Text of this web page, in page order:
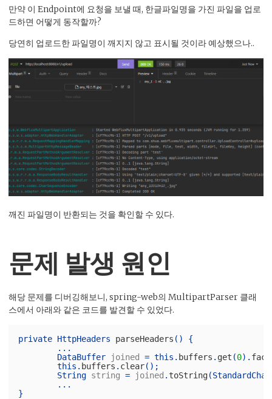
만약 이 Endpoint에 요청을 보낼 때, 한글파일명을 가진 파일을 업로
드하면 어떻게 동작할까?
당연히 업로드한 파일명이 깨지지 않고 표시될 것이라 예상했으나..
깨진 파일명이 반환되는 것을 확인할 수 있다.
문제 발생 원인
해당 문제를 디버깅해보니, spring-web의 MultipartParser 클래
스에서 아래와 같은 코드를 발견할 수 있었다.
private HttpHeaders parseHeaders ()
{
...
DataBuffer
joined = this . buffers . get (0).
this . buffers . clear();
String string = joined . toString(
...
}